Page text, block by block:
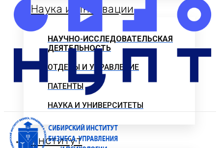
Наука и Инновации
НАУЧНО-ИССЛЕДОВАТЕЛЬСКАЯ
ДЕЯТЕЛЬНОСТЬ
ОТДЕЛЫ И УПРАВЛЕНИЕ
ПАТЕНТЫ
НАУКА И УНИВЕРСИТЕТЫ
Институт